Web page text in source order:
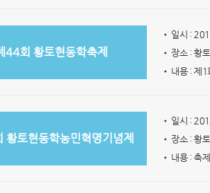
44회 황토현동학축제
• 일시 :
• 장소 : 황
• 내용 : 제1
황토현동학농민혁명기념제
• 일시 :
• 장소 : 황
• 내용 : 축